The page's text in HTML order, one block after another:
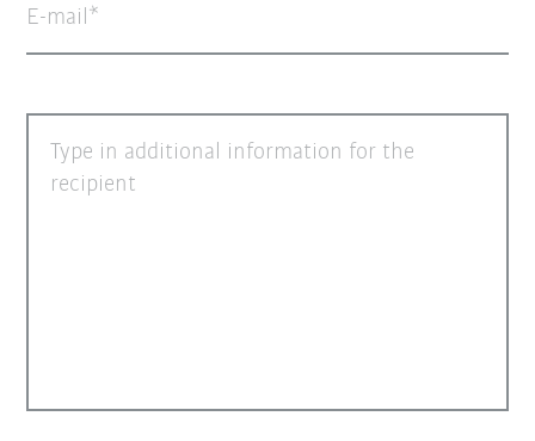
E-mail
Type in additional information for the
recipient